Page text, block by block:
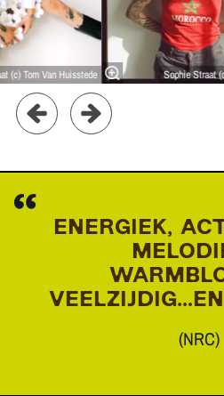
(c) Tom Van Huisstede Sophie Straat
ENERGIEK,
(NRC)